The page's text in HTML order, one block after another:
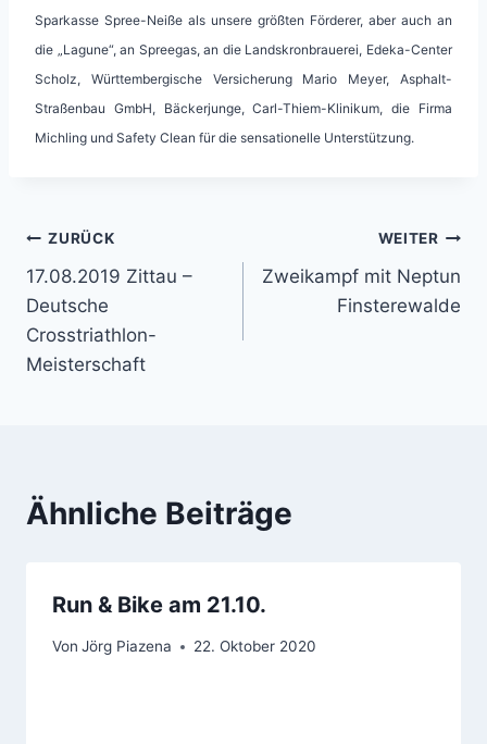
Sparkasse Spree-Neiße als unsere größten Förderer, aber auch an
die „Lagune“, an Spreegas, an die Landskronbrauerei, Edeka-Center
Scholz, Württembergische Versicherung Mario Meyer, Asphalt-
Straßenbau GmbH, Bäckerjunge, Carl-Thiem-Klinikum, die Firma
Michling und Safety Clean für die sensationelle Unterstützung.
Beitragsnavigation
ZURÜCK
17.08.2019 Zittau –
Deutsche
Crosstriathlon-
Meisterschaft
WEITER
Zweikampf mit Neptun
Finsterewalde
Ähnliche Beiträge
Run & Bike am 21.10.
Von Jörg Piazena 22. Oktober 2020